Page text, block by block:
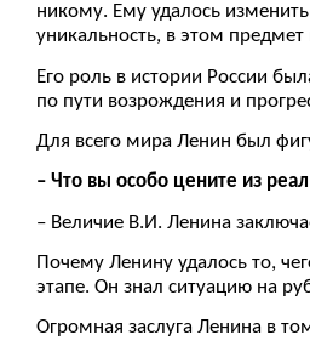
никому. Ему удалось
уникальность, в этом
Его роль в истории России
по пути возрождения и
Для всего мира Ленин был
– Что вы особо цените из
– Величие В.И. Ленина
Почему Ленину удалось то,
этапе. Он знал ситуацию на
Огромная заслуга Ленина в